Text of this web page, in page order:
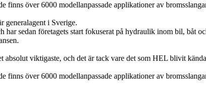
finns över 6000 modellanpassade applikationer av
generalagent i Sverige.
har sedan företagets start fokuserat på hydraulik inom bil,
absolut viktigaste, och det är tack vare det som HEL blivit
finns över 6000 modellanpassade applikationer av